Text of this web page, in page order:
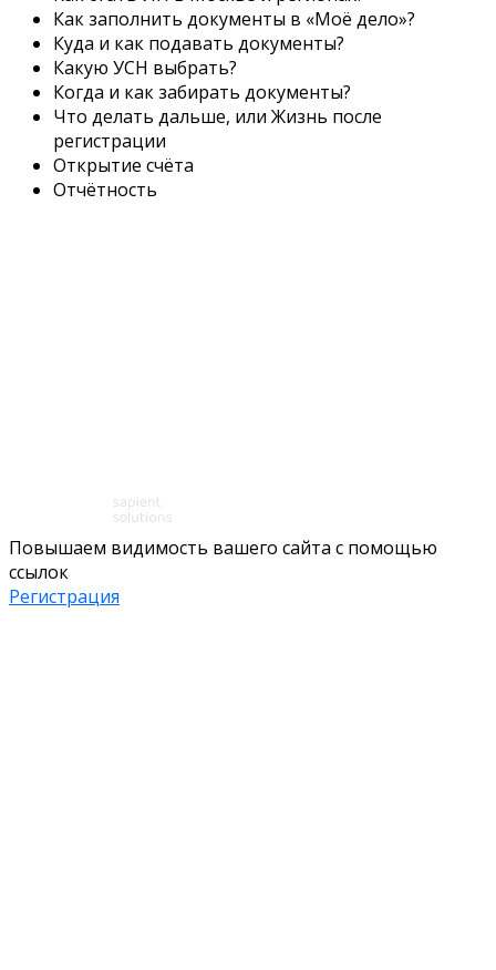
Как заполнить документы в «Моё дело»?
Куда и как подавать документы?
Какую УСН выбрать?
Когда и как забирать документы?
Что делать дальше, или Жизнь после
регистрации
Открытие счёта
Отчётность
Повышаем видимость вашего сайта с помощью
ссылок
Регистрация